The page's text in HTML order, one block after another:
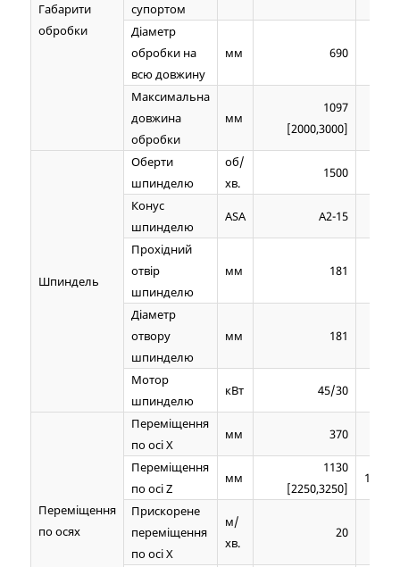
Габарити
обробки
супортом
Діаметр
обробки на
всю довжину
мм 690
Максимальна
довжина
обробки
мм
1097
[2000,3000]
Шпиндель
Оберти
шпинделю
об/
хв.
1500
Конус
шпинделю
АSА A2-15
Прохідний
отвір
шпинделю
мм 181
Діаметр
отвору
шпинделю
мм 181
Мотор
шпинделю
кВт 45/30
Переміщення
по осях
Переміщення
по осі Х
мм 370
Переміщення
по осі Z
мм
1130
[2250,3250]
Прискорене
переміщення
по осі Х
м/
хв.
20